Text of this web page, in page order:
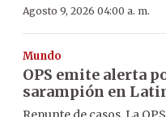
Agosto 9, 2026 04:00 a. m.
Mundo
OPS emite alerta
sarampión en